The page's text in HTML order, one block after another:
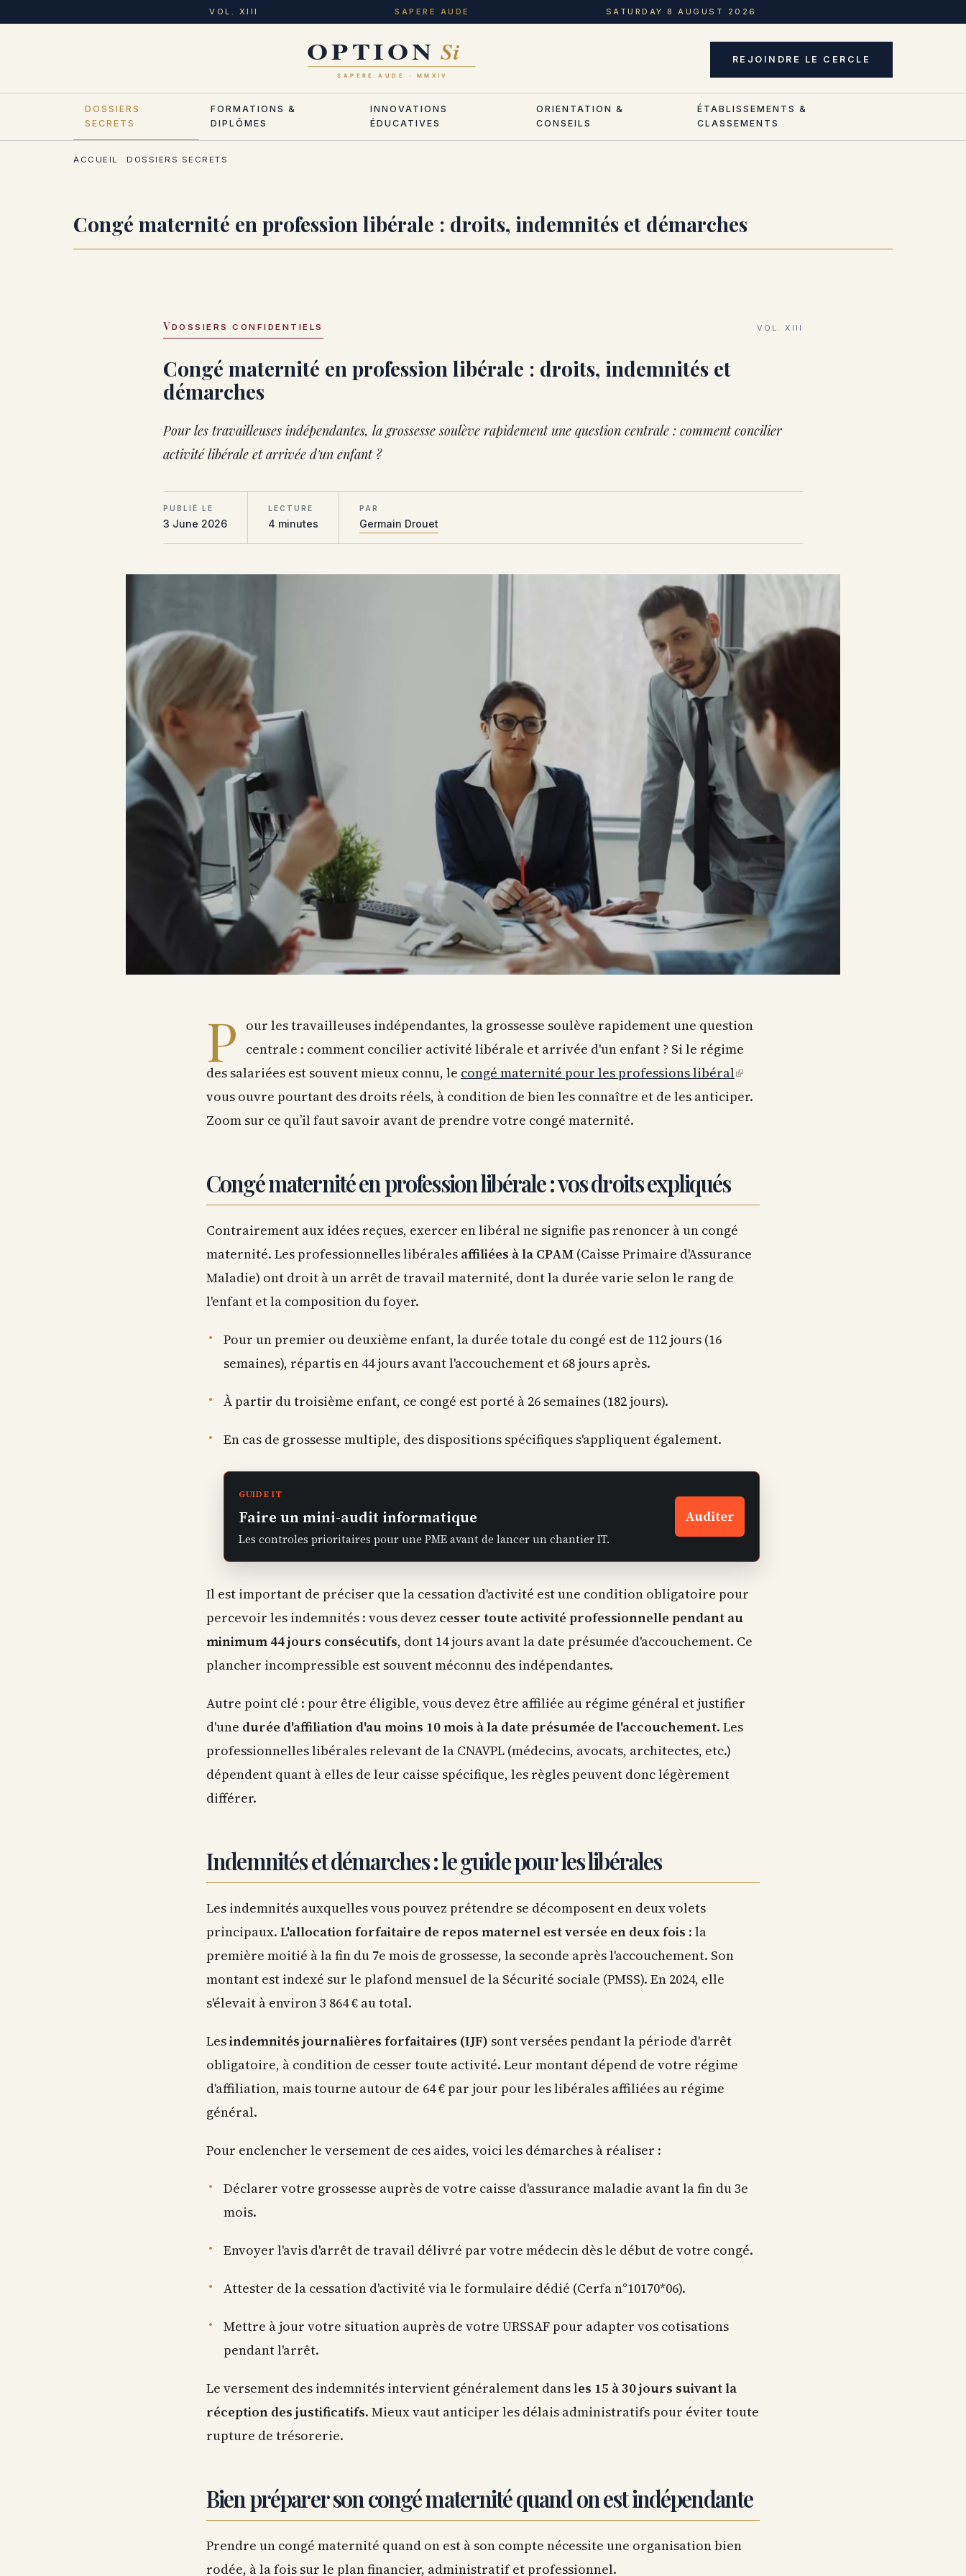
VOL. XIII SAPERE AUDE SATURDAY 8 AUGUST 2026
REJOINDRE LE CERCLE
DOSSIERS
SECRETS
FORMATIONS &
DIPLÔMES
INNOVATIONS
ÉDUCATIVES
ORIENTATION &
CONSEILS
ÉTABLISSEMENTS &
CLASSEMENTS
ACCUEIL DOSSIERS SECRETS
Congé maternité en profession libérale : droits, indemnités et démarches
VDOSSIERS CONFIDENTIELS VOL. XIII
Congé maternité en profession libérale : droits, indemnités et
démarches
Pour les travailleuses indépendantes, la grossesse soulève rapidement une question centrale : comment concilier
activité libérale et arrivée d'un enfant ?
PUBLIÉ LE
3 June 2026
LECTURE
4 minutes
PAR
Germain Drouet
P our les travailleuses indépendantes, la grossesse soulève rapidement une question
centrale : comment concilier activité libérale et arrivée d'un enfant ? Si le régime
des salariées est souvent mieux connu, le congé maternité pour les professions libéral(link
is
vous ouvre pourtant des droits réels, à condition de bien les connaître et de les anticiper.
Zoom sur ce qu’il faut savoir avant de prendre votre congé maternité.
Congé maternité en profession libérale : vos droits expliqués
Contrairement aux idées reçues, exercer en libéral ne signifie pas renoncer à un congé
maternité. Les professionnelles libérales affiliées à la CPAM (Caisse Primaire d'Assurance
Maladie) ont droit à un arrêt de travail maternité, dont la durée varie selon le rang de
l'enfant et la composition du foyer.
Pour un premier ou deuxième enfant, la durée totale du congé est de 112 jours (16
semaines), répartis en 44 jours avant l'accouchement et 68 jours après.
À partir du troisième enfant, ce congé est porté à 26 semaines (182 jours).
En cas de grossesse multiple, des dispositions spécifiques s'appliquent également.
GUIDE IT
Faire un mini-audit informatique
Les controles prioritaires pour une PME avant de lancer un chantier IT.
Auditer
Il est important de préciser que la cessation d'activité est une condition obligatoire pour
percevoir les indemnités : vous devez cesser toute activité professionnelle pendant au
minimum 44 jours consécutifs, dont 14 jours avant la date présumée d'accouchement. Ce
plancher incompressible est souvent méconnu des indépendantes.
Autre point clé : pour être éligible, vous devez être affiliée au régime général et justifier
d'une durée d'affiliation d'au moins 10 mois à la date présumée de l'accouchement. Les
professionnelles libérales relevant de la CNAVPL (médecins, avocats, architectes, etc.)
dépendent quant à elles de leur caisse spécifique, les règles peuvent donc légèrement
différer.
Indemnités et démarches : le guide pour les libérales
Les indemnités auxquelles vous pouvez prétendre se décomposent en deux volets
principaux. L'allocation forfaitaire de repos maternel est versée en deux fois : la
première moitié à la fin du 7e mois de grossesse, la seconde après l'accouchement. Son
montant est indexé sur le plafond mensuel de la Sécurité sociale (PMSS). En 2024, elle
s'élevait à environ 3 864 € au total.
Lesindemnités journalières forfaitaires (IJF) sont versées pendant la période d'arrêt
obligatoire, à condition de cesser toute activité. Leur montant dépend de votre régime
d'affiliation, mais tourne autour de 64 € par jour pour les libérales affiliées au régime
général.
Pour enclencher le versement de ces aides, voici les démarches à réaliser :
Déclarer votre grossesse auprès de votre caisse d'assurance maladie avant la fin du 3e
mois.
Envoyer l'avis d'arrêt de travail délivré par votre médecin dès le début de votre congé.
Attester de la cessation d'activité via le formulaire dédié (Cerfa n°10170*06).
Mettre à jour votre situation auprès de votre URSSAF pour adapter vos cotisations
pendant l'arrêt.
Le versement des indemnités intervient généralement dans les 15 à 30 jours suivant la
réception des justificatifs. Mieux vaut anticiper les délais administratifs pour éviter toute
rupture de trésorerie.
Bien préparer son congé maternité quand on est indépendante
Prendre un congé maternité quand on est à son compte nécessite une organisation bien
rodée, à la fois sur le plan financier, administratif et professionnel.